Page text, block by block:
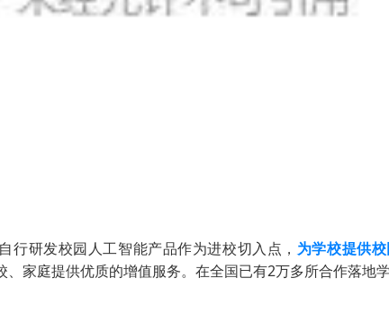
行研发校园人工智能产品作为进校切入点， 为学校提供
、家庭提供优质的增值服务。在全国已有2万多所合作落地